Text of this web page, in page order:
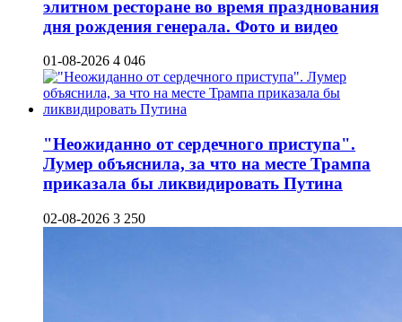
элитном ресторане во время празднования
дня рождения генерала. Фото и видео
01-08-2026 4 046
"Неожиданно от сердечного приступа".
Лумер объяснила, за что на месте Трампа
приказала бы ликвидировать Путина
02-08-2026 3 250